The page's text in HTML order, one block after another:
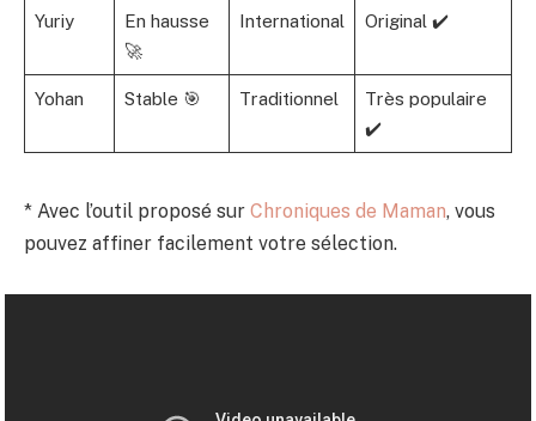
Yuriy
En hausse
🚀
International Original ✔️
Yohan Stable 🎯 Traditionnel
Très populaire
✔️
* Avec l’outil proposé sur Chroniques de Maman, vous
pouvez affiner facilement votre sélection.